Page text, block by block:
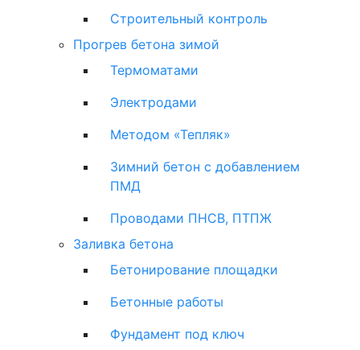
Строительный контроль
Прогрев бетона зимой
Термоматами
Электродами
Методом «Тепляк»
Зимний бетон с добавлением
ПМД
Проводами ПНСВ, ПТПЖ
Заливка бетона
Бетонирование площадки
Бетонные работы
Фундамент под ключ